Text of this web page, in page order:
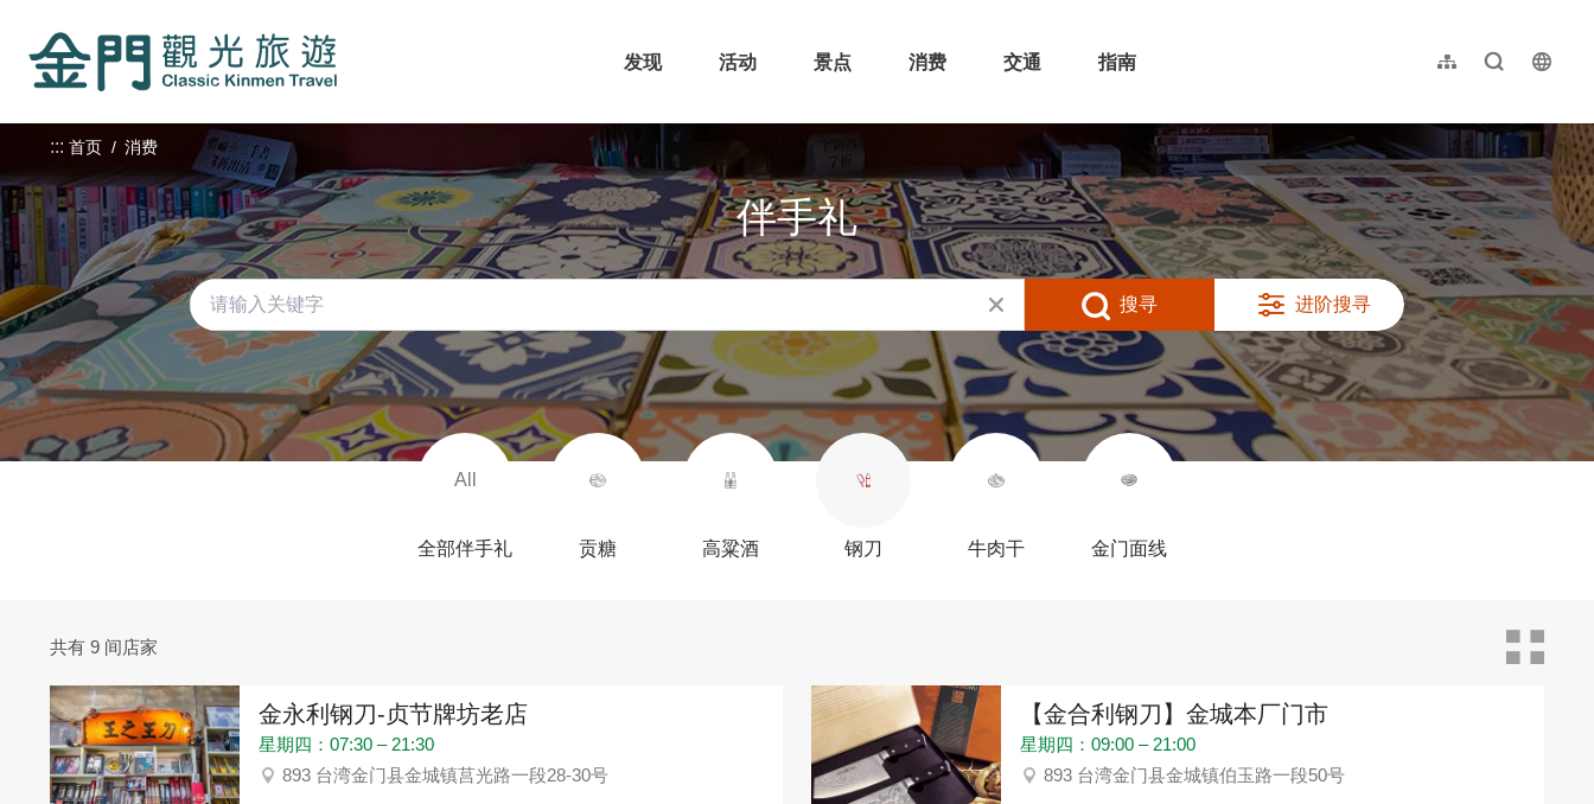
内
区
块
发现
活动 景点 消费 交通 指南 网站导览全文检索
繁體中文
English
日本語
한국어
::: 首页 消费
伴手礼
搜寻 进阶搜寻
All
全部伴手礼 贡糖 高粱酒 钢刀 牛肉干 金门面线
共有 9 间店家
金永利钢刀-贞节牌坊老店
星期四：07:30 – 21:30
893 台湾金门县金城镇莒光路一段28-30号
【金合利钢刀】金城本厂门市
星期四：09:00 – 21:00
893 台湾金门县金城镇伯玉路一段50号